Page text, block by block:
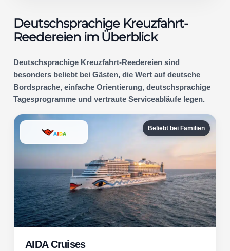
Deutschsprachige Kreuzfahrt-
Reedereien im Überblick
Deutschsprachige Kreuzfahrt-Reedereien sind
besonders beliebt bei Gästen, die Wert auf deutsche
Bordsprache, einfache Orientierung, deutschsprachige
Tagesprogramme und vertraute Serviceabläufe legen.
Beliebt bei Familien
AIDA Cruises